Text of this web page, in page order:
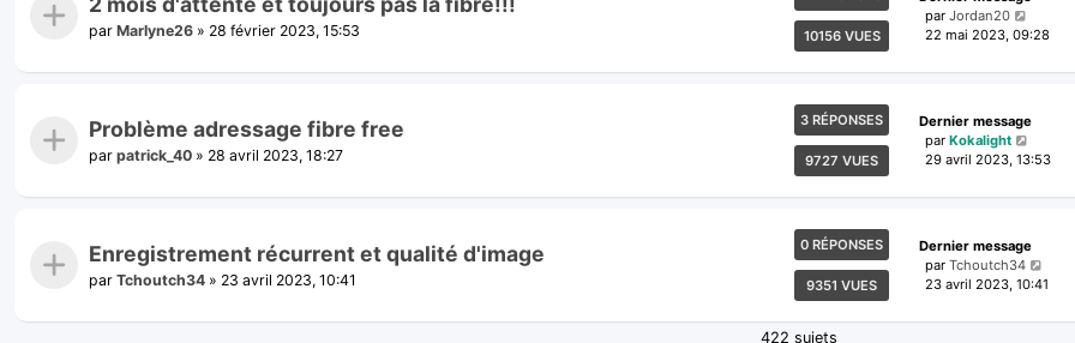
par Marlyne26 » 28 février 2023, 15:53 10156 VUES
par Jordan20
22 mai 2023, 09:28
Problème adressage fibre free
par patrick_40 » 28 avril 2023, 18:27
3 RÉPONSES
9727 VUES
Dernier message
par Kokalight
29 avril 2023, 13:53
Enregistrement récurrent et qualité d'image
par Tchoutch34 » 23 avril 2023, 10:41
0 RÉPONSES
9351 VUES
Dernier message
par Tchoutch34
23 avril 2023, 10:41
422 sujets